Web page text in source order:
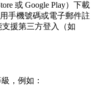
或 Google Play）下載
手機號碼或電子郵件註
援第三方登入（如
，例如：